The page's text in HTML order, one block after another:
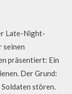
Late-Night-
seinen
präsentiert: Ein
Der Grund:
stören.